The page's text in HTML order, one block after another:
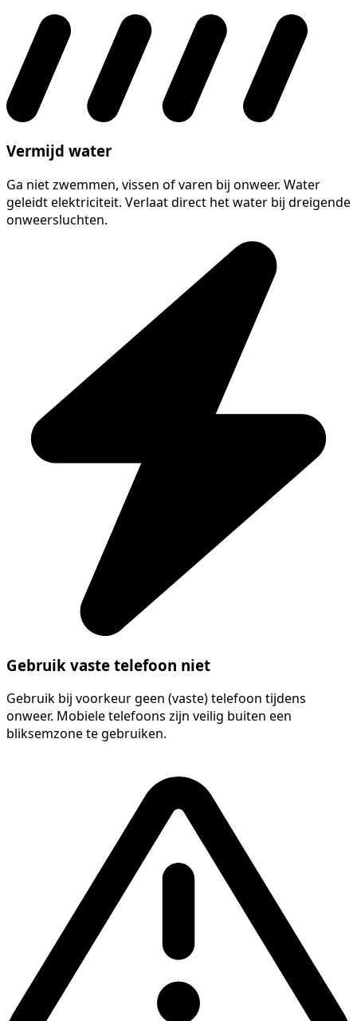
Vermijd water
Ga niet zwemmen, vissen of varen bij onweer. Water
geleidt elektriciteit. Verlaat direct het water bij dreigende
onweersluchten.
Gebruik vaste telefoon niet
Gebruik bij voorkeur geen (vaste) telefoon tijdens
onweer. Mobiele telefoons zijn veilig buiten een
bliksemzone te gebruiken.